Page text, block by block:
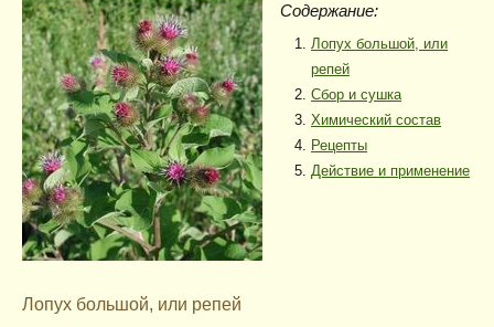
Содержание:
Лопух большой, или
репей
Сбор и сушка
Химический состав
Рецепты
Действие и применение
Лопух большой, или репей